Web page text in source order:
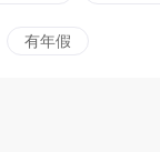
有年假